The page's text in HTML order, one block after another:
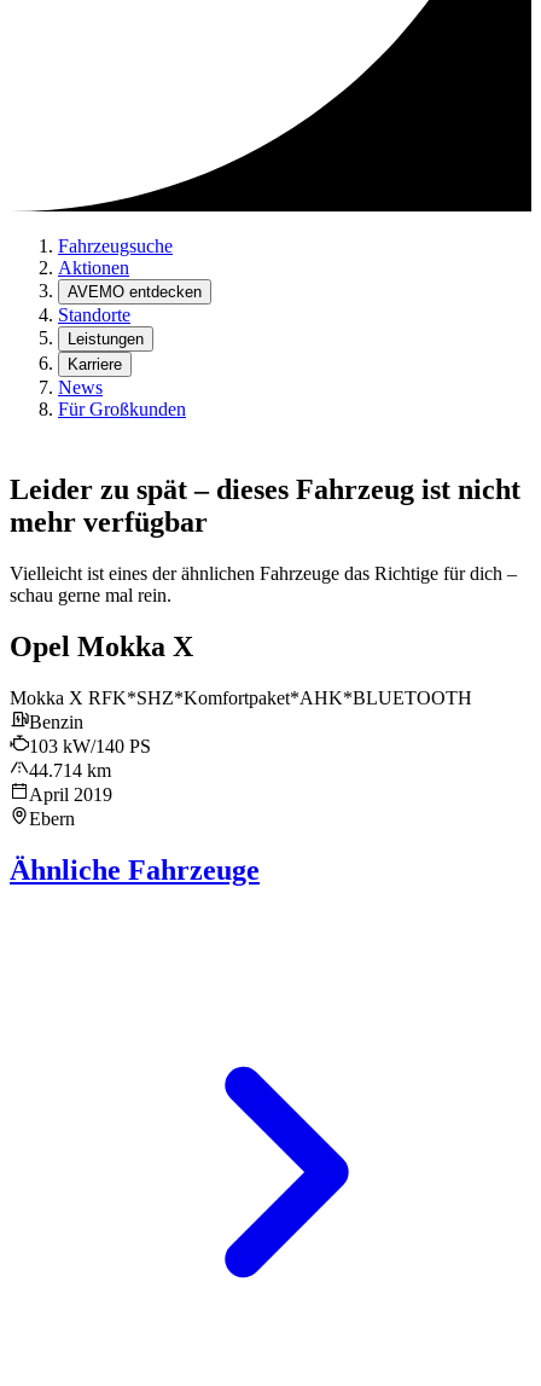
Fahrzeugsuche
Aktionen
AVEMO entdecken
Standorte
Leistungen
Karriere
News
Für Großkunden
Leider zu spät – dieses Fahrzeug ist nicht
mehr verfügbar
Vielleicht ist eines der ähnlichen Fahrzeuge das Richtige für dich –
schau gerne mal rein.
Opel Mokka X
Mokka X RFK*SHZ*Komfortpaket*AHK*BLUETOOTH
Benzin
103 kW/140 PS
44.714 km
April 2019
Ebern
Ähnliche Fahrzeuge